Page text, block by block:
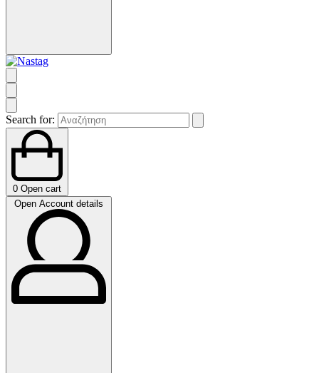
Search for:
0 Open cart
Open Account details